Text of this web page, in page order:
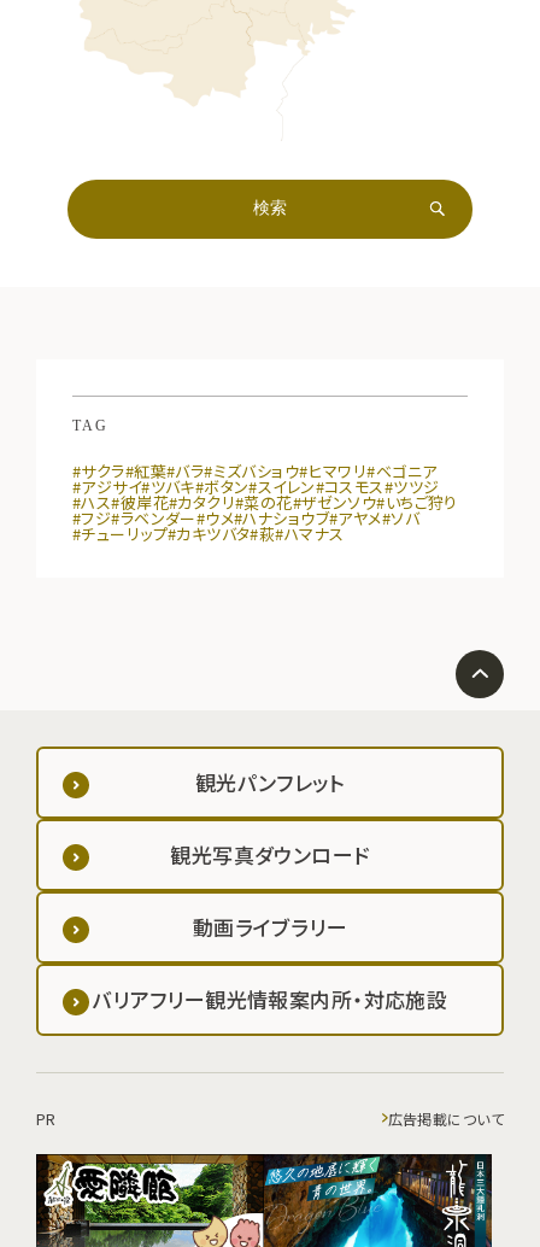
TAG
#サクラ#紅葉#バラ#ミズバショウ#ヒマワリ#ベゴニア
#アジサイ#ツバキ#ボタン#スイレン#コスモス#ツツジ
#ハス#彼岸花#カタクリ#菜の花#ザゼンソウ#いちご狩り
#フジ#ラベンダー#ウメ#ハナショウブ#アヤメ#ソバ
#チューリップ#カキツバタ#萩#ハマナス
観光パンフレット
観光写真ダウンロード
動画ライブラリー
バリアフリー観光情報案内所・対応施設
PR 広告掲載について